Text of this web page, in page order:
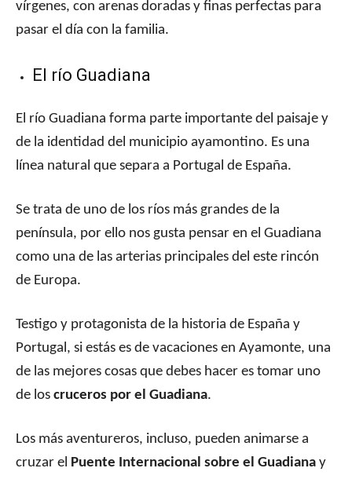
vírgenes, con arenas doradas y finas perfectas para
pasar el día con la familia.
El río Guadiana
El río Guadiana forma parte importante del paisaje y
de la identidad del municipio ayamontino. Es una
línea natural que separa a Portugal de España.
Se trata de uno de los ríos más grandes de la
península, por ello nos gusta pensar en el Guadiana
como una de las arterias principales del este rincón
de Europa.
Testigo y protagonista de la historia de España y
Portugal, si estás es de vacaciones en Ayamonte, una
de las mejores cosas que debes hacer es tomar uno
de los cruceros por el Guadiana.
Los más aventureros, incluso, pueden animarse a
cruzar el Puente Internacional sobre el Guadiana y